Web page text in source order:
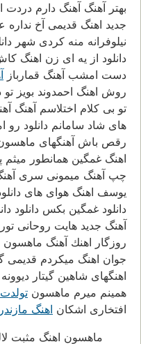
بهتر آهنگ آهنگ دارم
جدید اهنگ قدیمی آخ
نیلوفرانه منه کردی شهر
دانلود از یه ای زن اهنگ
دست امشب آهنگ قمارباز
روش اهنگ احمدوند بویز تو
تو بی کلام اختلاسم آهنگ
های شاد سامانم دانلود
رقص باش آهنگهای
اهنگ غمگین همانطور
چپ آهنگ میمونی سری
یوسف اهنگ هوای های
دانلود غمگين بکس دانلود
آهنگ جدید هایت روحانی
روزگار اهنك آهنگ
جوان اهنگ میکردم قدیمی
اهنگهای شاهین گیتار
همینم میرم ماهسون
افتخاری اشکان اهنگ
ماهسون اهنگ مثبت